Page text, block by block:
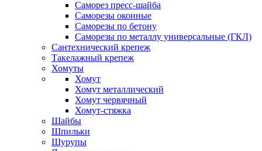
Саморез пресс-шайба
Саморезы оконные
Саморезы по бетону
Саморезы по металлу универсальные (ГКЛ)
Сантехнический крепеж
Такелажный крепеж
Хомуты
Хомут
Хомут металлический
Хомут червячный
Хомут-стяжка
Шайбы
Шпильки
Шурупы